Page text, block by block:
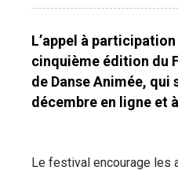
L’appel à
cinquième édition du
de Danse Animée, qui
décembre en ligne et
Le festival encourage les